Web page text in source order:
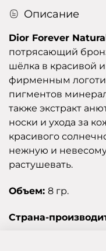
Описание
Dior Forever
потрясающий
шёлка в красивой
фирменным
пигментов
также экстракт
носки и ухода за
красивого
нежную и
растушевать.
Объем: 8 гр.
Страна-